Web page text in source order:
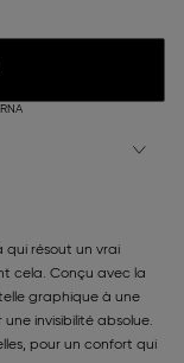
qui résout un vrai
cela. Conçu avec la
graphique à une
invisibilité absolue.
pour un confort qui